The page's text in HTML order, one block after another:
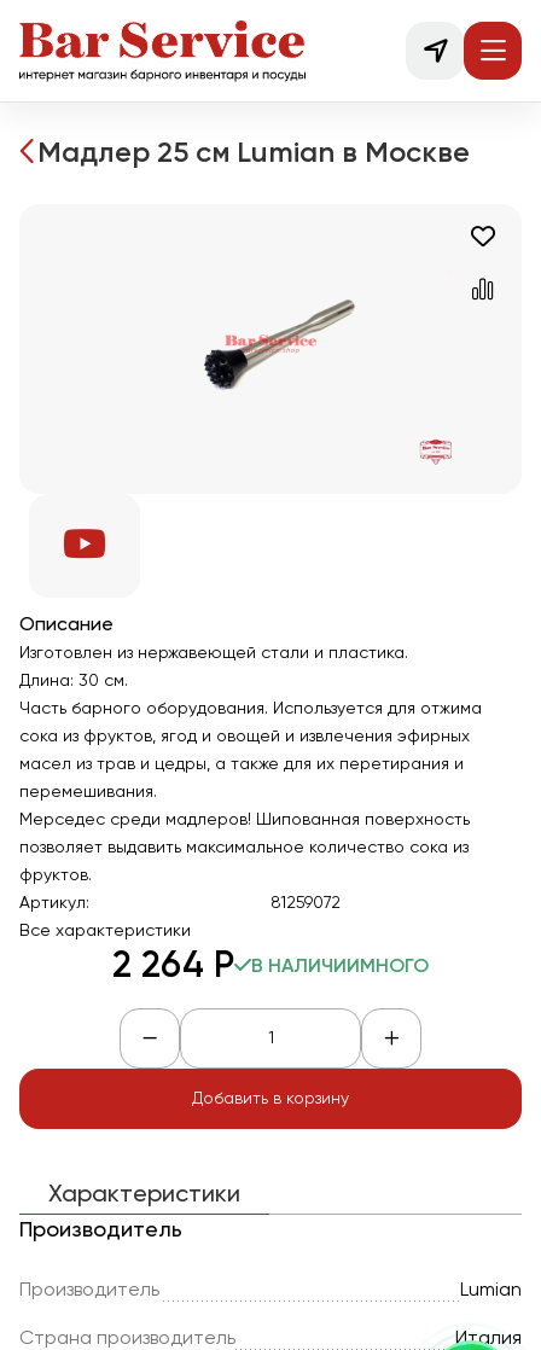
Мадлер 25 см Lumian в Москве
Описание
Изготовлен из нержавеющей стали и пластика.
Длина: 30 см.
Часть барного оборудования. Используется для отжима
сока из фруктов, ягод и овощей и извлечения эфирных
масел из трав и цедры, а также для их перетирания и
перемешивания.
Мерседес среди мадлеров! Шипованная поверхность
позволяет выдавить максимальное количество сока из
фруктов.
Артикул:
81259072
Все характеристики
2 264 Р В НАЛИЧИИ МНОГО
Добавить в корзину
Характеристики
Производитель
Производитель Lumian
Страна производитель Италия